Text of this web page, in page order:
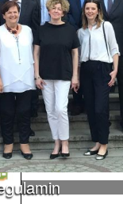
"Nasze
Nr 4/2016